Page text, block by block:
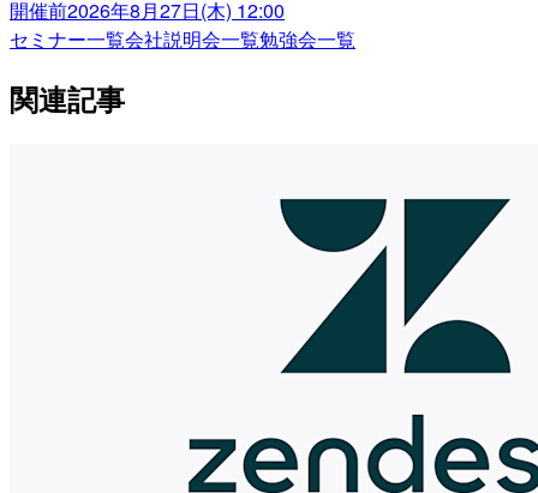
開催前2026年8月27日(木) 12:00
セミナー一覧会社説明会一覧勉強会一覧
関連記事